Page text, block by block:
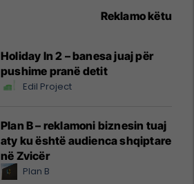
Reklamo këtu
Holiday In 2 – banesa juaj për
pushime pranë detit
Edil Project
Plan B – reklamoni biznesin tuaj
aty ku është audienca shqiptare
në Zvicër
Plan B